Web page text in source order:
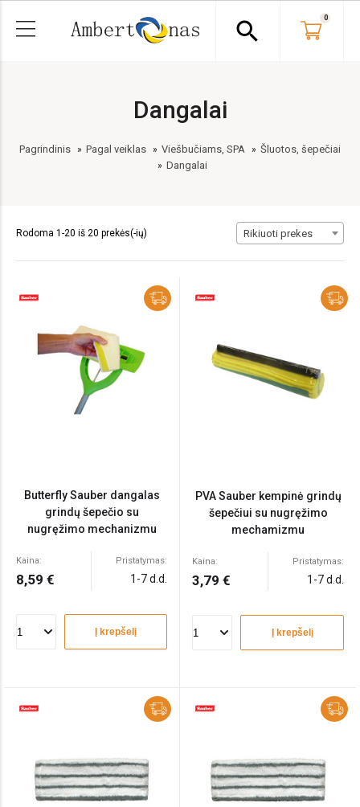
search 0
Dangalai
Pagrindinis Pagal veiklas Viešbučiams, SPA
Šluotos, šepečiai
Dangalai
Rodoma 1-20 iš 20 prekės(-ių) Rikiuoti prekes
Butterfly Sauber dangalas
grindų šepečio su
nugręžimo mechanizmu
Kaina:
8,59 €
Pristatymas:
1-7 d.d.
Į krepšelį
PVA Sauber kempinė grindų
šepečiui su nugręžimo
mechamizmu
Kaina:
3,79 €
Pristatymas:
1-7 d.d.
Į krepšelį